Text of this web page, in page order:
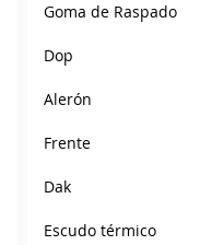
Goma de Raspado
Dop
Alerón
Frente
Dak
Escudo térmico